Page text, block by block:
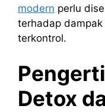
modern perlu
terhadap
terkontrol.
Detox